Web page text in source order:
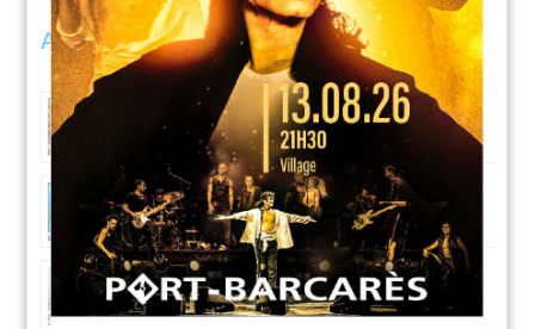
ARTICLES LIÉS : MAIRIE (tout voir)
06/08/2026
Don du sang Une belle mobilisation à
confirmer en août
28/07/2026
Exposition « Trésors des Mers » au Lydia
24/07/2026
Barcarems i Veles au sommet de la glisse
occitane